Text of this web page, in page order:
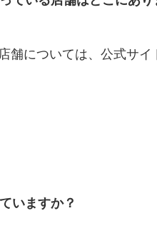
舗については、公式サ
いますか？